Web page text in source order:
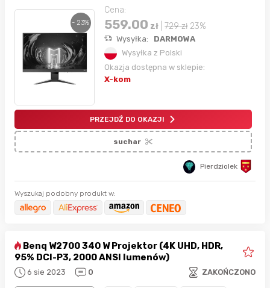
- 23%
Cena:
559.00 zł 729zł 23%
Wysyłka:
DARMOWA
Wysyłka z Polski
Okazja dostępna w sklepie:
X-kom
PRZEJDŹ DO OKAZJI
suchar
Pierdziolek
Wyszukaj podobny produkt w:
Benq W2700 340 W Projektor (4K UHD, HDR,
95% DCI-P3, 2000 ANSI lumenów)
6 sie 2023 0 ZAKOŃCZONO